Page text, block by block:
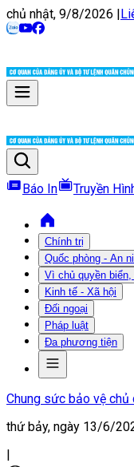
chủ nhật, 9/8/2026 |
Báo In Truyền
Chính trị
Quốc phòng - An
Vì chủ quyền biển,
Kinh tế - Xã hội
Đối ngoại
Pháp luật
Đa phương tiện
Chung sức bảo vệ chủ
thứ bảy, ngày 13/6/
|